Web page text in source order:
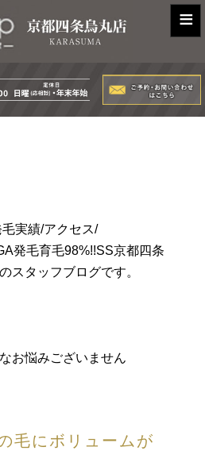
≡
実績/アクセス/
発毛育毛98%!!SS京都四条
スタッフブログです。
お悩みございません
毛にボリュームが